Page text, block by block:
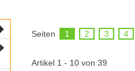
Seiten 1 2 3 4
Artikel 1 - 10 von 39